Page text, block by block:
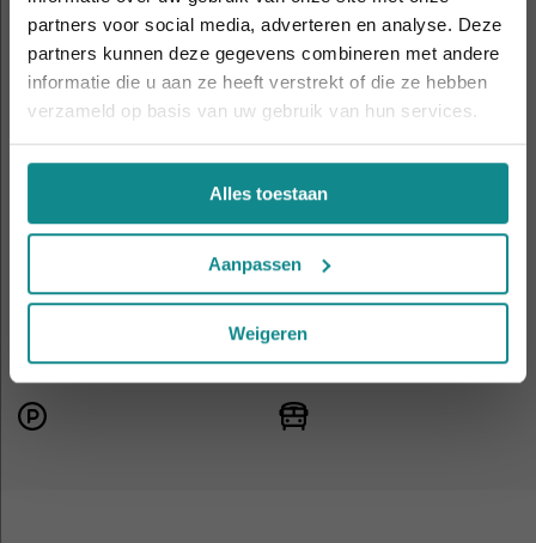
partners voor social media, adverteren en analyse. Deze
partners kunnen deze gegevens combineren met andere
informatie die u aan ze heeft verstrekt of die ze hebben
verzameld op basis van uw gebruik van hun services.
Alles toestaan
Aanpassen
Weigeren
Apeldoorn Eindhoven
Gent Hasselt
Nijmegen Rotterdam
korting verlengd t.e.m. 7 augustus 2026.
Sluiten